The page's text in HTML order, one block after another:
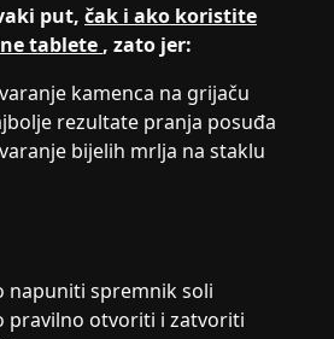
put,čak i ako koristite
tablete , zato jer:
kamenca na grijaču
rezultate pranja posuđa
bijelih mrlja na staklu
napuniti spremnik soli
pravilno otvoriti i zatvoriti